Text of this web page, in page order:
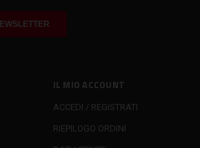
IL MIO ACCOUNT
ACCEDI / REGISTRATI
RIEPILOGO ORDINI